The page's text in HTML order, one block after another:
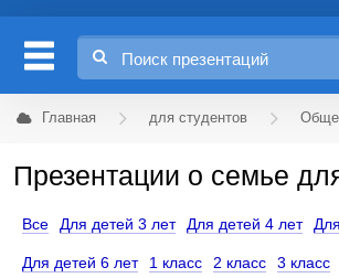
Главная для студентов
Презентации о семье
Все Для детей 3 лет Для детей 4 лет
Для детей 6 лет 1 класс 2 класс 3 класс